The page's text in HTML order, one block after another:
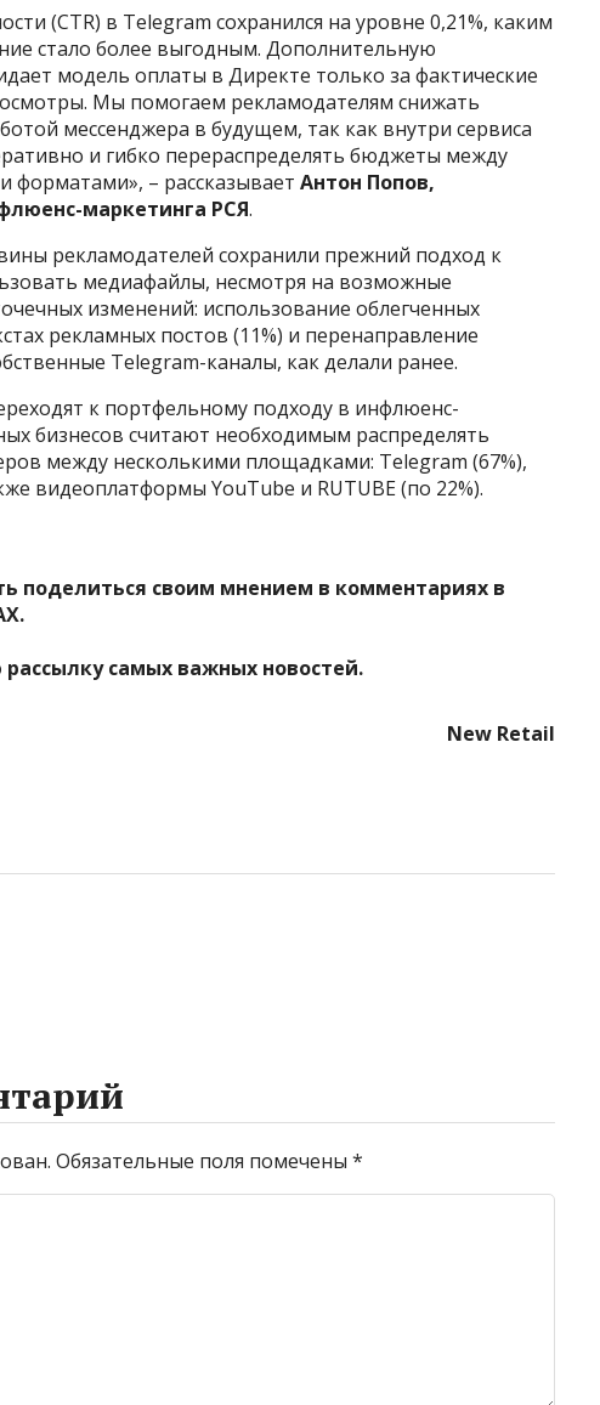
(CTR) в Telegram сохранился на уровне 0,21%, каким
стало более выгодным. Дополнительную
модель оплаты в Директе только за фактические
Мы помогаем рекламодателям снижать
мессенджера в будущем, так как внутри сервиса
и гибко перераспределять бюджеты между
– рассказывает Антон Попов,
маркетинга РСЯ.
рекламодателей сохранили прежний подход к
медиафайлы, несмотря на возможные
изменений: использование облегченных
рекламных постов (11%) и перенаправление
Telegram-каналы, как делали ранее.
к портфельному подходу в инфлюенс-
бизнесов считают необходимым распределять
между несколькими площадками: Telegram (67%),
видеоплатформы YouTube и RUTUBE (по 22%).
поделиться своим мнением в комментариях в
.
рассылку самых важных новостей.
New Retail
Обязательные поля помечены *